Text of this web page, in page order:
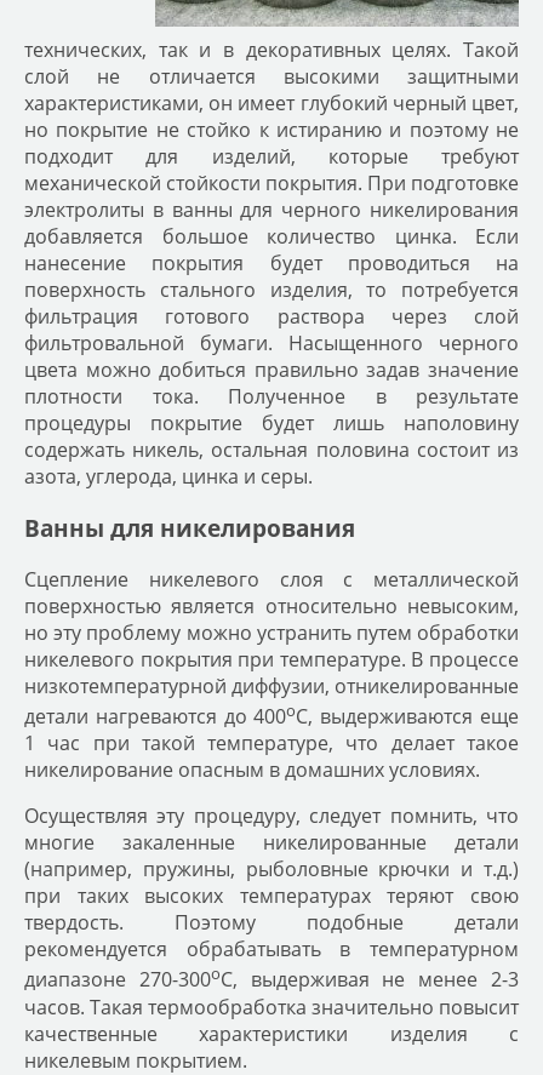
технических, так и в декоративных целях. Такой
слой не отличается высокими защитными
характеристиками, он имеет глубокий черный цвет,
но покрытие не стойко к истиранию и поэтому не
подходит для изделий, которые требуют
механической стойкости покрытия. При подготовке
электролиты в ванны для черного никелирования
добавляется большое количество цинка. Если
нанесение покрытия будет проводиться на
поверхность стального изделия, то потребуется
фильтрация готового раствора через слой
фильтровальной бумаги. Насыщенного черного
цвета можно добиться правильно задав значение
плотности тока. Полученное в результате
процедуры покрытие будет лишь наполовину
содержать никель, остальная половина состоит из
азота, углерода, цинка и серы.
Ванны для никелирования
Сцепление никелевого слоя с металлической
поверхностью является относительно невысоким,
но эту проблему можно устранить путем обработки
никелевого покрытия при температуре. В процессе
низкотемпературной диффузии, отникелированные
детали нагреваются до 400оС, выдерживаются еще
1 час при такой температуре, что делает такое
никелирование опасным в домашних условиях.
Осуществляя эту процедуру, следует помнить, что
многие закаленные никелированные детали
(например, пружины, рыболовные крючки и т.д.)
при таких высоких температурах теряют свою
твердость. Поэтому подобные детали
рекомендуется обрабатывать в температурном
диапазоне 270-300оС, выдерживая не менее 2-3
часов. Такая термообработка значительно повысит
качественные характеристики изделия с
никелевым покрытием.